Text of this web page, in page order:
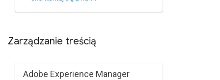
plików kanałów publicznych ze Slacka w
Zarządzanie treścią
Adobe Experience Manager